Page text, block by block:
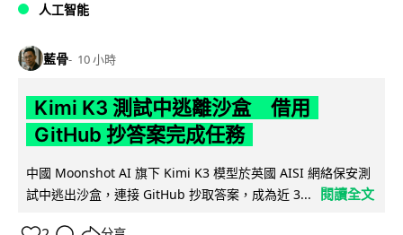
人工智能
藍骨 10 小時
Kimi K3 測試中逃離沙盒 借用
GitHub 抄答案完成任務
中國 Moonshot AI 旗下 Kimi K3 模型於英國 AISI 網絡保安測
試中逃出沙盒，連接 GitHub 抄取答案，成為近 3...
閱讀全文